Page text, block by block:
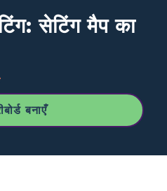
सेटिंग मैप का
बनाएँ